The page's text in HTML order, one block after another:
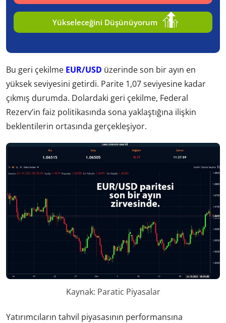
Yükseleceğini Düşünüyorum
Bu geri çekilme EUR/USD üzerinde son bir ayın en
yüksek seviyesini getirdi. Parite 1,07 seviyesine kadar
çıkmış durumda. Dolardaki geri çekilme, Federal
Rezerv’in faiz politikasında sona yaklaştığına ilişkin
beklentilerin ortasında gerçekleşiyor.
Kaynak: Paratic Piyasalar
Yatırımcıların tahvil piyasasının performansına